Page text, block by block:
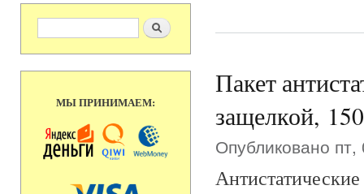
Форма поиска Поиск
МЫ ПРИНИМАЕМ:
Пакет
защелкой,
Опубликовано